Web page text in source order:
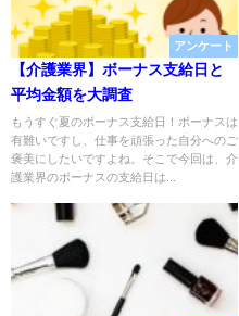
アンケート
【介護業界】ボーナス支給日と
平均金額を大調査
もうすぐ夏のボーナス支給日！ボーナスは
有難いですし、仕事を頑張った自分へのご
褒美にしたいですよね。そこで今回は、介
護業界のボーナスの支給日は...